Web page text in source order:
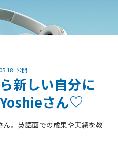
公開
新しい自分に
さん♡
。英語面での成果や実績を教